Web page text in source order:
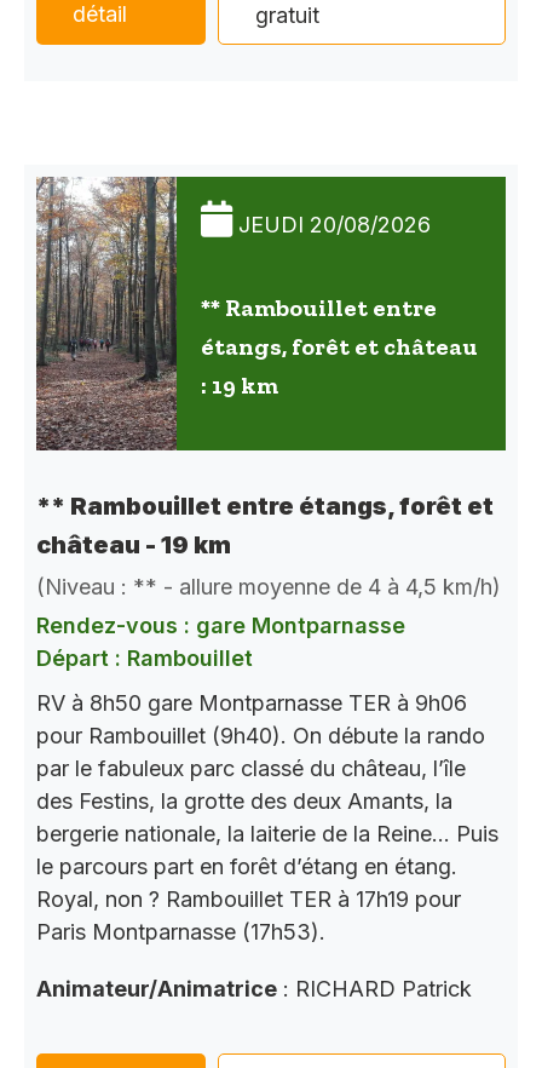
détail
gratuit
JEUDI 20/08/2026
** Rambouillet entre
étangs, forêt et château
: 19 km
** Rambouillet entre étangs, forêt et
château - 19 km
(Niveau : ** - allure moyenne de 4 à 4,5 km/h)
Rendez-vous : gare Montparnasse
Départ : Rambouillet
RV à 8h50 gare Montparnasse TER à 9h06
pour Rambouillet (9h40). On débute la rando
par le fabuleux parc classé du château, l’île
des Festins, la grotte des deux Amants, la
bergerie nationale, la laiterie de la Reine… Puis
le parcours part en forêt d’étang en étang.
Royal, non ? Rambouillet TER à 17h19 pour
Paris Montparnasse (17h53).
Animateur/Animatrice : RICHARD Patrick